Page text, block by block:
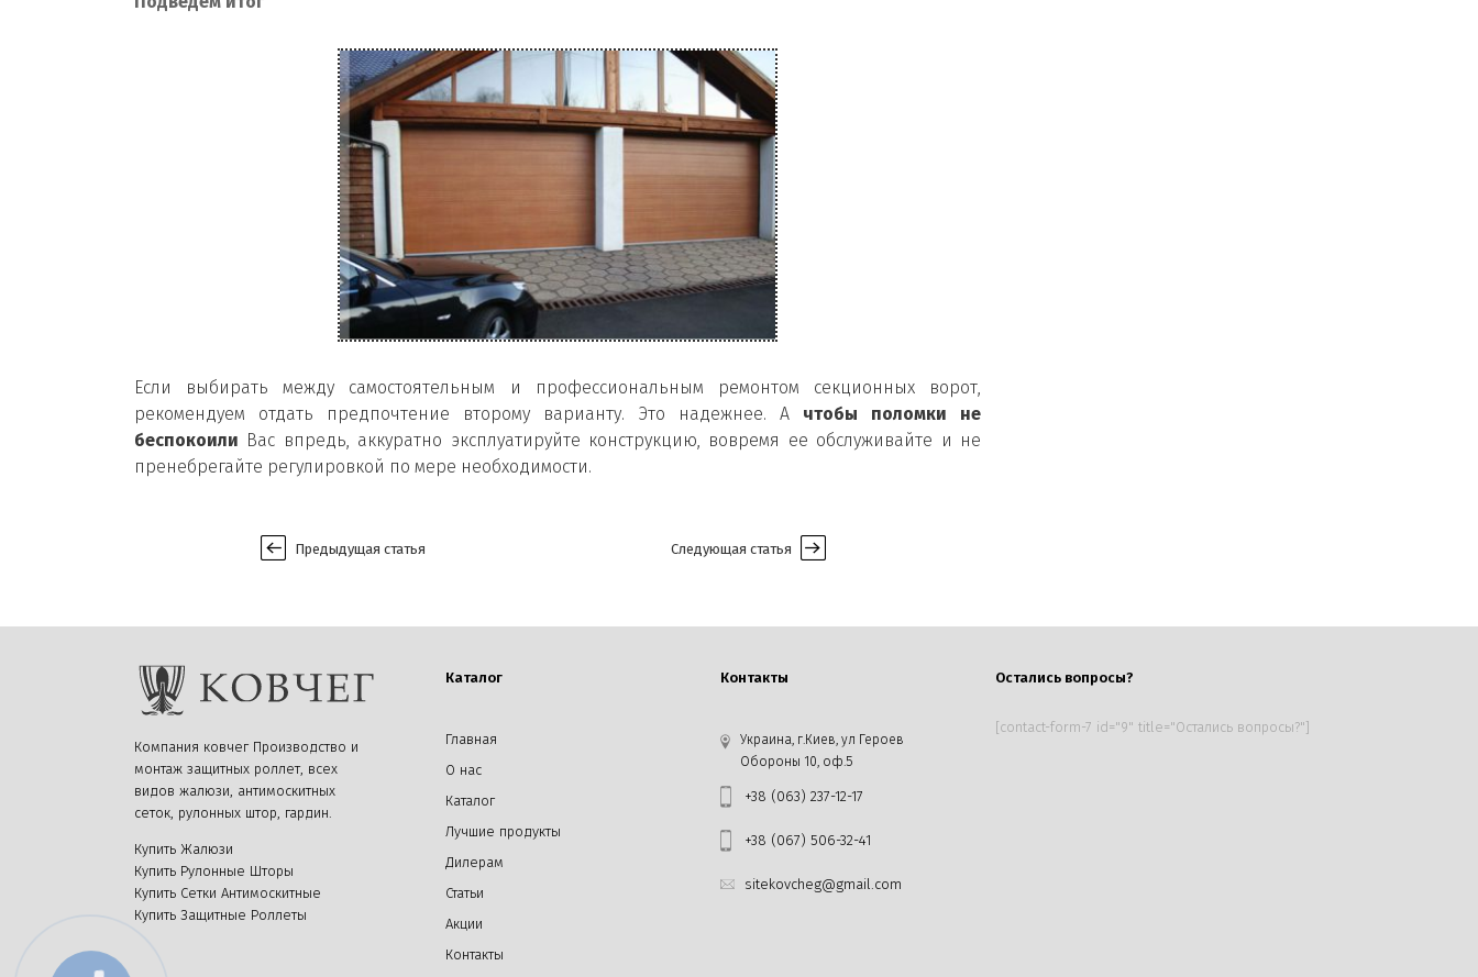
Если выбирать между самостоятельным и профессиональным ремонтом секционных ворот,
рекомендуем отдать предпочтение второму варианту. Это надежнее. А чтобы поломки не
беспокоили Вас впредь, аккуратно эксплуатируйте конструкцию, вовремя ее обслуживайте и не
пренебрегайте регулировкой по мере необходимости.
Предыдущая статья Следующая статья
Компания ковчег Производство и
монтаж защитных роллет, всех
видов жалюзи, антимоскитных
сеток, рулонных штор, гардин.
Купить Жалюзи
Купить Рулонные Шторы
Купить Сетки Антимоскитные
Купить Защитные Роллеты
Каталог
Главная
О нас
Каталог
Лучшие продукты
Дилерам
Статьи
Акции
Контакты
Контакты
Украина, г.Киев, ул Героев
Обороны 10, оф.5
+38 (063) 237-12-17
+38 (067) 506-32-41
sitekovcheg@gmail.com
Остались вопросы?
[contact-form-7 id="9" title="Остались вопросы?"]